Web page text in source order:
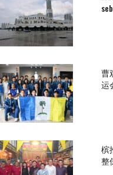
曹
运
槟
整